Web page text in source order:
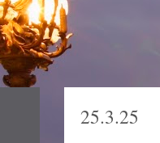
- ART
25.3.25